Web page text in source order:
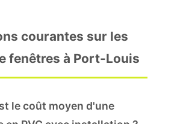
courantes sur les
fenêtres à Port-Louis
le coût moyen d'une